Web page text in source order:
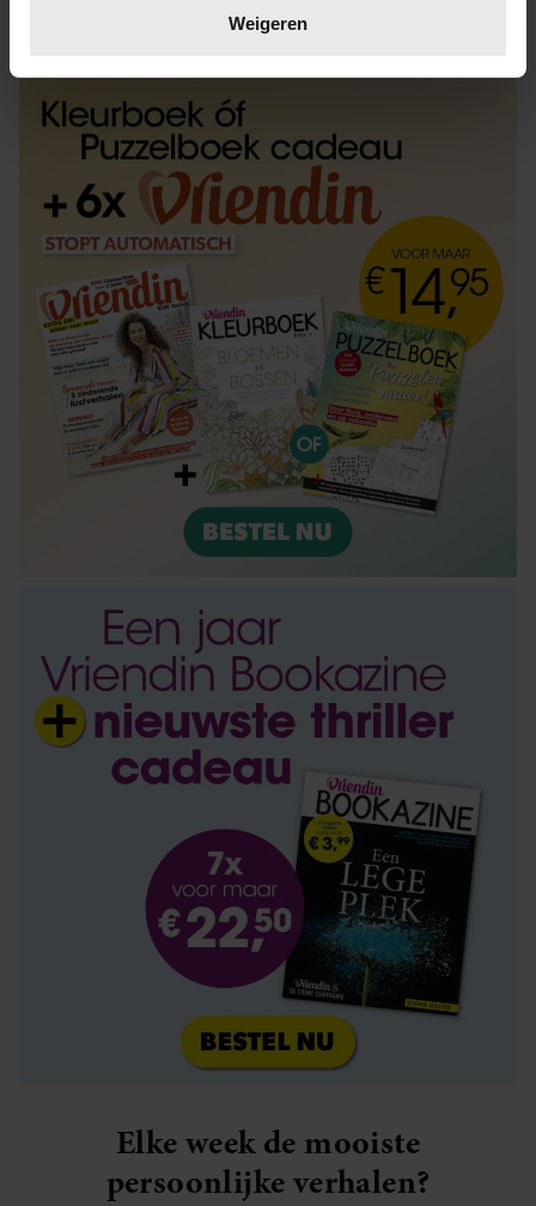
verwerkt en stel uw voorkeuren in het
intrekken in de Cookieverklaring.
We gebruiken cookies om content en advertenties te
personaliseren, om functies voor social media te bieden
en om ons websiteverkeer te analyseren. Ook delen we
informatie over uw gebruik van onze site met onze
partners voor social media, adverteren en analyse. Deze
partners kunnen deze gegevens combineren met andere
informatie die u aan ze heeft verstrekt of die ze hebben
verzameld op basis van uw gebruik van hun services. U
gaat akkoord met onze cookies als u onze website blijft
gebruiken.
Weigeren
Elke week de mooiste
persoonlijke verhalen?